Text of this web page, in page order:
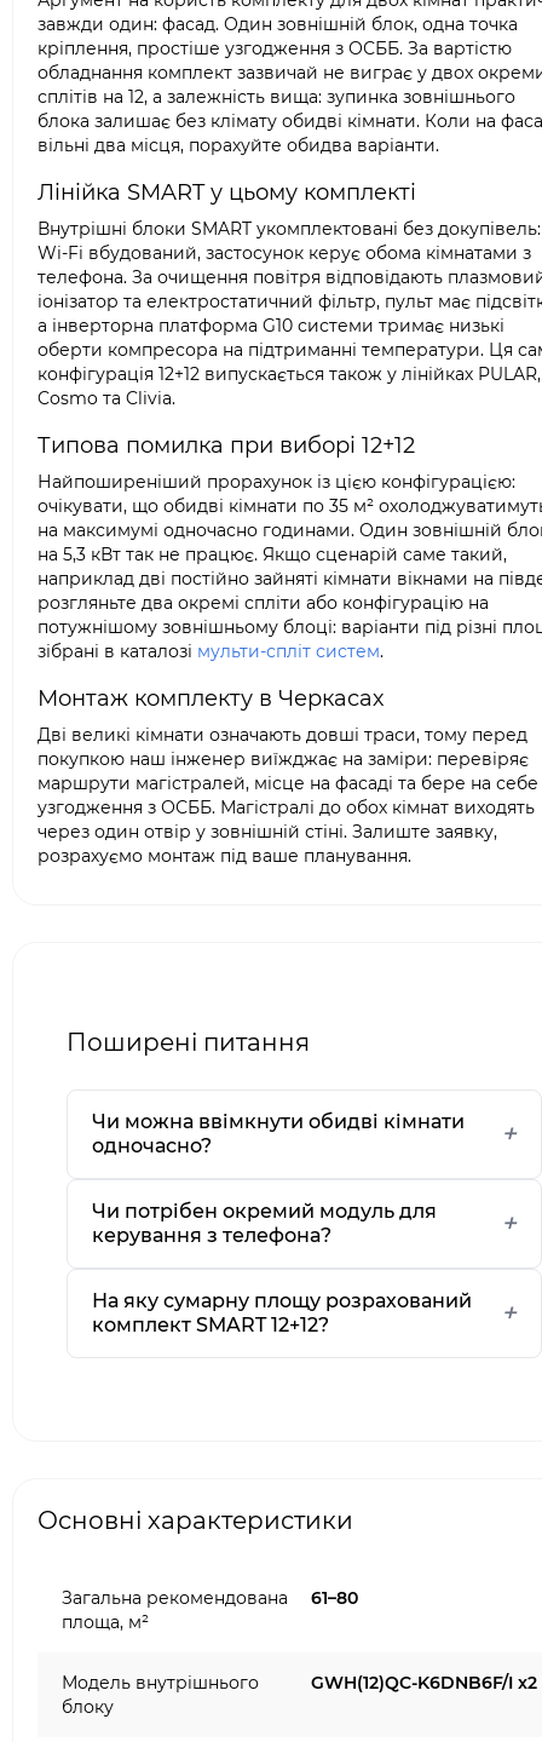
завжди один: фасад. Один зовнішній блок, одна точка
кріплення, простіше узгодження з ОСББ. За вартістю
обладнання комплект зазвичай не виграє у двох
сплітів на 12, а залежність вища: зупинка зовнішнього
блока залишає без клімату обидві кімнати. Коли на
вільні два місця, порахуйте обидва варіанти.
Лінійка SMART у цьому комплекті
Внутрішні блоки SMART укомплектовані без докупівель:
Wi-Fi вбудований, застосунок керує обома кімнатами з
телефона. За очищення повітря відповідають
іонізатор та електростатичний фільтр, пульт має
а інверторна платформа G10 системи тримає низькі
оберти компресора на підтриманні температури. Ця
конфігурація 12+12 випускається також у лінійках PULAR,
Cosmo та Clivia.
Типова помилка при виборі 12+12
Найпоширеніший прорахунок із цією конфігурацією:
очікувати, що обидві кімнати по 35 м²
на максимумі одночасно годинами. Один зовнішній
на 5,3 кВт так не працює. Якщо сценарій саме такий,
наприклад дві постійно зайняті кімнати вікнами на
розгляньте два окремі спліти або конфігурацію на
потужнішому зовнішньому блоці: варіанти під різні
зібрані в каталозі мульти-спліт систем.
Монтаж комплекту в Черкасах
Дві великі кімнати означають довші траси, тому перед
покупкою наш інженер виїжджає на заміри: перевіряє
маршрути магістралей, місце на фасаді та бере на себе
узгодження з ОСББ. Магістралі до обох кімнат виходять
через один отвір у зовнішній стіні. Залиште заявку,
розрахуємо монтаж під ваше планування.
Поширені питання
Чи можна ввімкнути обидві кімнати
одночасно?
Чи потрібен окремий модуль для
керування з телефона?
На яку сумарну площу розрахований
комплект SMART 12+12?
Основні характеристики
Загальна рекомендована
площа, м²
61–80
Модель внутрішнього
блоку
GWH(12)QC-K6DNB6F/I x2